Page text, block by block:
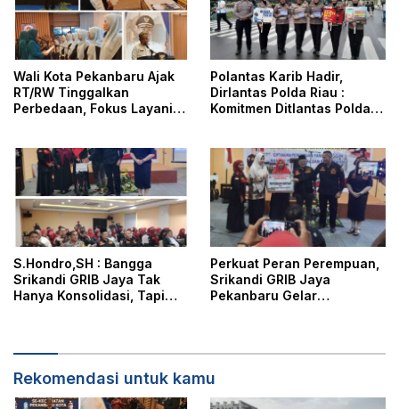
Wali Kota Pekanbaru Ajak
RT/RW Tinggalkan
Perbedaan, Fokus Layani
Polantas Karib Hadir,
Dirlantas Polda Riau :
Komitmen Ditlantas Polda
dan Edukasi Kepada
Masyarakat
S.Hondro,SH : Bangga
Srikandi GRIB Jaya Tak
Hanya Konsolidasi, Tapi
Perkuat Peran Perempuan,
Srikandi GRIB Jaya
Pekanbaru Gelar
Rekomendasi untuk kamu